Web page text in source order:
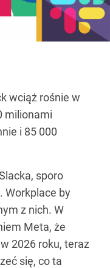
wciąż rośnie w
milionami
i 85 000
sporo
Workplace by
z nich. W
Meta, że
2026 roku, teraz
się, co ta